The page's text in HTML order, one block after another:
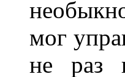
мог
не раз